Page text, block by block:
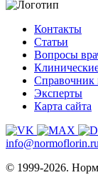
Контакты
Статьи
Вопросы
Справочник
Эксперты
Карта сайта
info@normoflorin.ru
© 1999-2026.